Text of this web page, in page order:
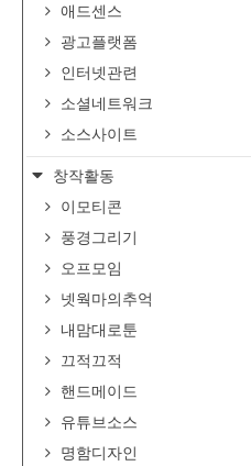
애드센스
광고플랫폼
인터넷관련
소셜네트워크
소스사이트
창작활동
이모티콘
풍경그리기
오프모임
넷웍마의추억
내맘대로툰
끄적끄적
핸드메이드
유튜브소스
명함디자인